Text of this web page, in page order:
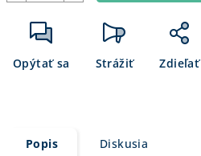
Opýtať sa Strážiť Zdieľať
Popis Diskusia